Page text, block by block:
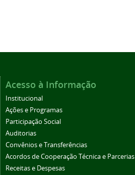
Acesso à Informação
Institucional
Ações e Programas
Participação Social
Auditorias
Convênios e Transferências
Acordos de Cooperação Técnica e Parcerias
Receitas e Despesas